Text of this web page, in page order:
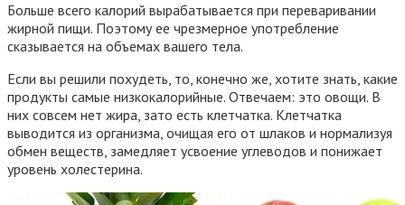
Больше всего калорий вырабатывается при переваривании
жирной пищи. Поэтому ее чрезмерное употребление
сказывается на объемах вашего тела.
Если вы решили похудеть, то, конечно же, хотите знать, какие
продукты самые низкокалорийные. Отвечаем: это овощи. В
них совсем нет жира, зато есть клетчатка. Клетчатка
выводится из организма, очищая его от шлаков и нормализуя
обмен веществ, замедляет усвоение углеводов и понижает
уровень холестерина.